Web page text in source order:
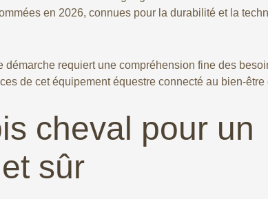
en 2026, connues pour la durabilité et la
requiert une compréhension fine des
de cet équipement équestre connecté au bien-être
cheval pour un
sûr